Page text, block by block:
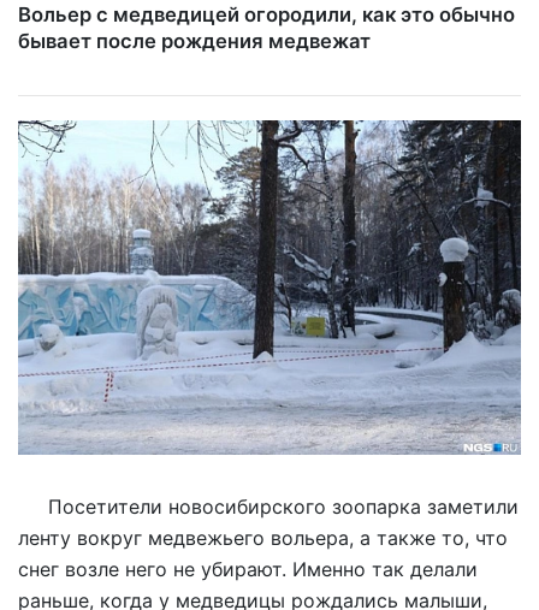
Вольер с медведицей огородили, как это обычно
бывает после рождения медвежат
Посетители новосибирского зоопарка заметили
ленту вокруг медвежьего вольера, а также то, что
снег возле него не убирают. Именно так делали
раньше, когда у медведицы рождались малыши,